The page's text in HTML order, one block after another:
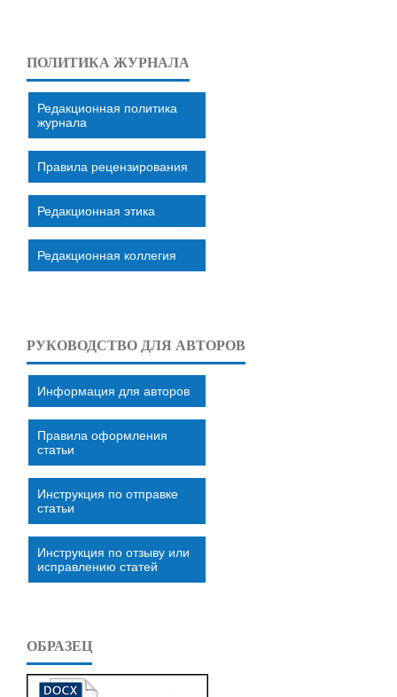
ПОЛИТИКА ЖУРНАЛА
Редакционная политика
журнала
Правила рецензирования
Редакционная этика
Редакционная коллегия
РУКОВОДСТВО ДЛЯ АВТОРОВ
Информация для авторов
Правила оформления
статьи
Инструкция по отправке
статьи
Инструкция по отзыву или
исправлению статей
ОБРАЗЕЦ